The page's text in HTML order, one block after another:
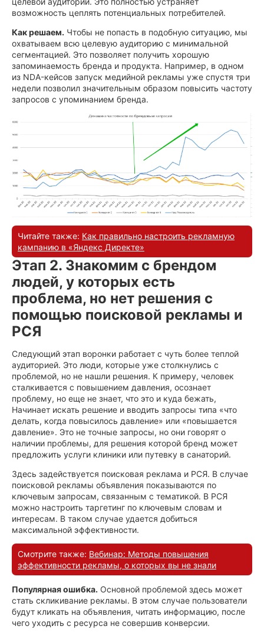
возможность цеплять потенциальных потребителей.
Как решаем. Чтобы не попасть в подобную ситуацию, мы
охватываем всю целевую аудиторию с минимальной
сегментацией. Это позволяет получить хорошую
запоминаемость бренда и продукта. Например, в одном
из NDA-кейсов запуск медийной рекламы уже спустя три
недели позволил значительным образом повысить частоту
запросов с упоминанием бренда.
Читайте также: Как правильно настроить рекламную
кампанию в «Яндекс Директе»
Этап 2. Знакомим с брендом
людей, у которых есть
проблема, но нет решения с
помощью поисковой рекламы и
РСЯ
Следующий этап воронки работает с чуть более теплой
аудиторией. Это люди, которые уже столкнулись с
проблемой, но не нашли решения. К примеру, человек
сталкивается с повышением давления, осознает
проблему, но еще не знает, что это и куда бежать,
Начинает искать решение и вводить запросы типа «что
делать, когда повысилось давление» или «повышается
давление». Это не точные запросы, но они говорят о
наличии проблемы, для решения которой бренд может
предложить услуги клиники или путевку в санаторий.
Здесь задействуется поисковая реклама и РСЯ. В случае
поисковой рекламы объявления показываются по
ключевым запросам, связанным с тематикой. В РСЯ
можно настроить таргетинг по ключевым словам и
интересам. В таком случае удается добиться
максимальной эффективности.
Смотрите также: Вебинар: Методы повышения
эффективности рекламы, о которых вы не знали
Популярная ошибка. Основной проблемой здесь может
стать скликивание рекламы. В этом случае пользователи
будут кликать на объявления, читать информацию, после
чего уходить с ресурса не совершив конверсии.